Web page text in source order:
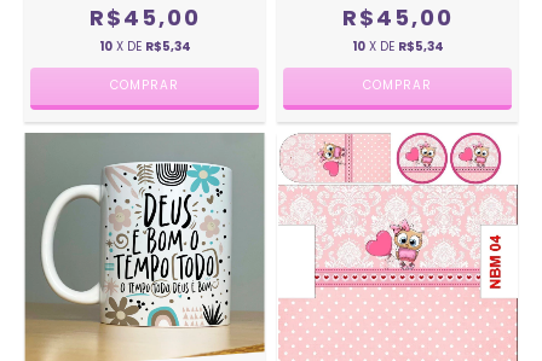
R$45,00
10 X DE R$5,34
R$45,00
10 X DE R$5,34